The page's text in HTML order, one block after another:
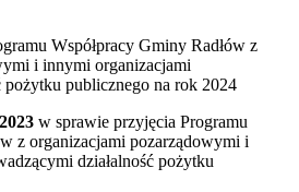
Współpracy Gminy Radłów z
i innymi organizacjami
pożytku publicznego na rok 2024
w sprawie przyjęcia Programu
z organizacjami pozarządowymi i
działalność pożytku